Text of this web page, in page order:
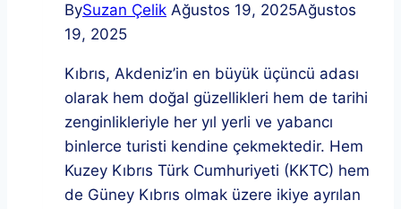
BySuzan Çelik Ağustos 19, 2025Ağustos
19, 2025
Kıbrıs, Akdeniz’in en büyük üçüncü adası
olarak hem doğal güzellikleri hem de tarihi
zenginlikleriyle her yıl yerli ve yabancı
binlerce turisti kendine çekmektedir. Hem
Kuzey Kıbrıs Türk Cumhuriyeti (KKTC) hem
de Güney Kıbrıs olmak üzere ikiye ayrılan